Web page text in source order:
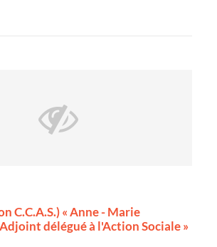
C.C.A.S.) « Anne - Marie
délégué à l'Action Sociale »